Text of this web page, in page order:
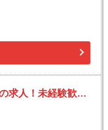
佐川急便 東松山営業所 仕分けの求人！未経験歓迎！先輩たちがサポートします♪